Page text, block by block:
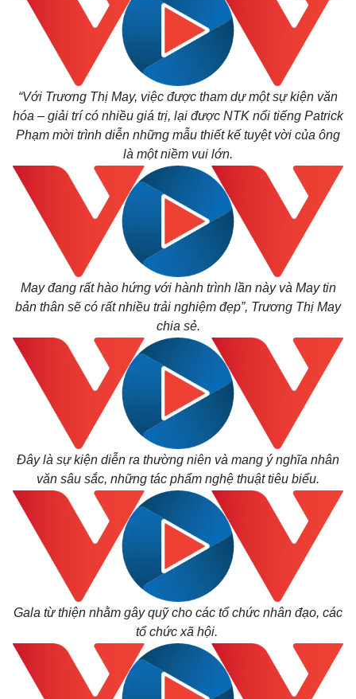
Bất động sản
Khởi nghiệp
Thị trường
Giá vàng
Tiêu dùng
Tỷ giá
Chứng khoán
Giá cà phê
“Với Trương Thị May, việc được tham dự một sự kiện văn
hóa – giải trí có nhiều giá trị, lại được NTK nổi tiếng Patrick
Phạm mời trình diễn những mẫu thiết kế tuyệt vời của ông
là một niềm vui lớn.
May đang rất hào hứng với hành trình lần này và May tin
bản thân sẽ có rất nhiều trải nghiệm đẹp”, Trương Thị May
chia sẻ.
Đây là sự kiện diễn ra thường niên và mang ý nghĩa nhân
văn sâu sắc, những tác phẩm nghệ thuật tiêu biểu.
Gala từ thiện nhằm gây quỹ cho các tổ chức nhân đạo, các
tổ chức xã hội.